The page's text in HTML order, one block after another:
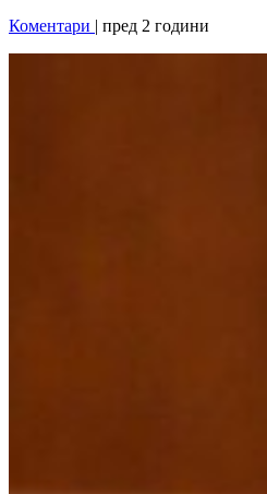
Коментари | пред 2 години